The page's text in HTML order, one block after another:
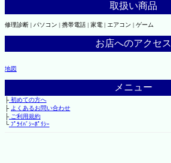
取扱い商品
修理診断 | パソコン | 携帯電話 | 家電 | エアコン | ゲーム
お店へのアクセス
地図
メニュー
├初めての方へ
├ よくあるお問い合わせ
├ご利用規約
└ﾌﾟﾗｲﾊﾞｼｰﾎﾟﾘｼｰ